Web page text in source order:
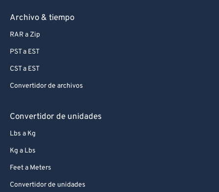
Archivo & tiempo
RAR a Zip
PST a EST
CST a EST
Convertidor de archivos
Convertidor de unidades
Lbs a Kg
Kg a Lbs
Feet a Meters
Convertidor de unidades